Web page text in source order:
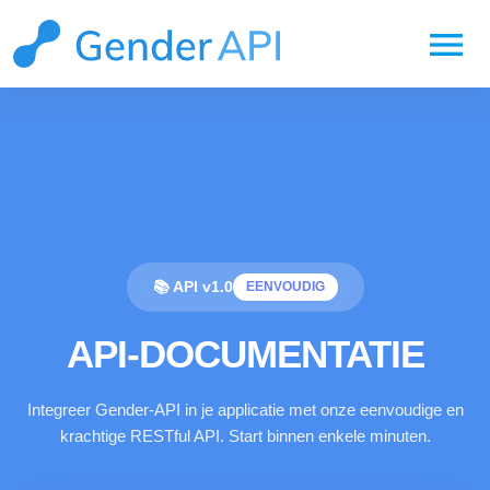
menu
📚 API v1.0 EENVOUDIG
API-DOCUMENTATIE
Integreer Gender-API in je applicatie met onze eenvoudige en
krachtige RESTful API. Start binnen enkele minuten.